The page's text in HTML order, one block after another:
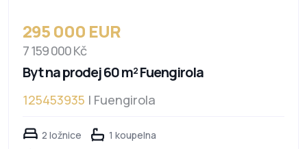
295 000 EUR
7 159 000 Kč
Byt na prodej 60 m² Fuengirola
125453935 | Fuengirola
2 ložnice
1 koupelna